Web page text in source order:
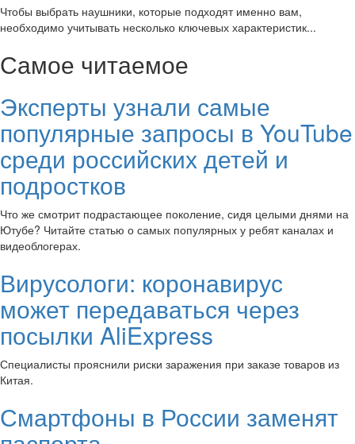
Чтобы выбрать наушники, которые подходят именно вам,
необходимо учитывать несколько ключевых характеристик...
Самое читаемое
Эксперты узнали самые
популярные запросы в YouTube
среди российских детей и
подростков
Что же смотрит подрастающее поколение, сидя целыми днями на
Ютубе? Читайте статью о самых популярных у ребят каналах и
видеоблогерах.
Вирусологи: коронавирус
может передаваться через
посылки AliExpress
Специалисты прояснили риски заражения при заказе товаров из
Китая.
Смартфоны в России заменят